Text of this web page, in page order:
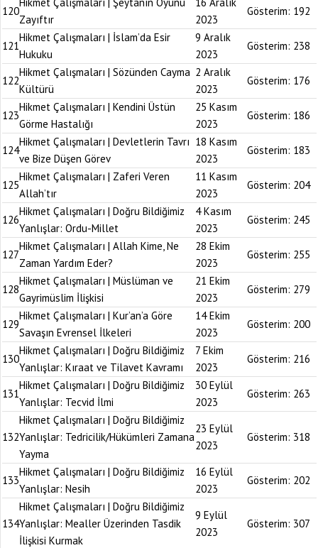
120
Zayıftır
2023
Gösterim: 192
121
Hikmet Çalışmaları | İslam’da Esir
Hukuku
9 Aralık
2023
Gösterim: 238
122
Hikmet Çalışmaları | Sözünden Cayma
Kültürü
2 Aralık
2023
Gösterim: 176
123
Hikmet Çalışmaları | Kendini Üstün
Görme Hastalığı
25 Kasım
2023
Gösterim: 186
124
Hikmet Çalışmaları | Devletlerin Tavrı
ve Bize Düşen Görev
18 Kasım
2023
Gösterim: 183
125
Hikmet Çalışmaları | Zaferi Veren
Allah’tır
11 Kasım
2023
Gösterim: 204
126
Hikmet Çalışmaları | Doğru Bildiğimiz
Yanlışlar: Ordu-Millet
4 Kasım
2023
Gösterim: 245
127
Hikmet Çalışmaları | Allah Kime, Ne
Zaman Yardım Eder?
28 Ekim
2023
Gösterim: 255
128
Hikmet Çalışmaları | Müslüman ve
Gayrimüslim İlişkisi
21 Ekim
2023
Gösterim: 279
129
Hikmet Çalışmaları | Kur’an’a Göre
Savaşın Evrensel İlkeleri
14 Ekim
2023
Gösterim: 200
130
Hikmet Çalışmaları | Doğru Bildiğimiz
Yanlışlar: Kıraat ve Tilavet Kavramı
7 Ekim
2023
Gösterim: 216
131
Hikmet Çalışmaları | Doğru Bildiğimiz
Yanlışlar: Tecvid İlmi
30 Eylül
2023
Gösterim: 263
132
Hikmet Çalışmaları | Doğru Bildiğimiz
Yanlışlar: Tedricilik/Hükümleri Zamana
Yayma
23 Eylül
2023
Gösterim: 318
133
Hikmet Çalışmaları | Doğru Bildiğimiz
Yanlışlar: Nesih
16 Eylül
2023
Gösterim: 202
134
Hikmet Çalışmaları | Doğru Bildiğimiz
Yanlışlar: Mealler Üzerinden Tasdik
İlişkisi Kurmak
9 Eylül
2023
Gösterim: 307